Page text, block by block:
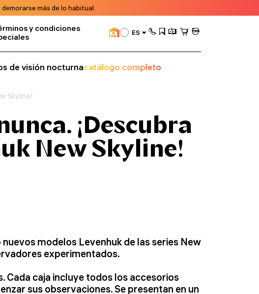
más de lo habitual.
y condiciones
ES
de visión nocturnacatálogo completo
Skyline!
¡Descubra
New Skyline!
modelos Levenhuk de las series New
experimentados.
Cada caja incluye todos los accesorios
sus observaciones. Se presentan en un